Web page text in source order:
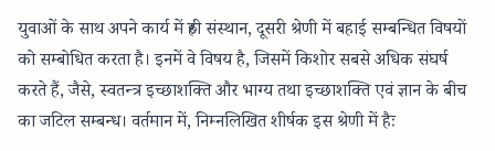
युवाओं के साथ अपने कार्य में रुही संस्थान, दूसरी श्रेणी में बहाई सम्बन्धित विषयों
को सम्बोधित करता है। इनमें वे विषय है, जिसमें किशोर सबसे अधिक संघर्ष
करते हैं, जैसे, स्वतन्त्र इच्छाशक्ति और भाग्य तथा इच्छाशक्ति एवं ज्ञान के बीच
का जटिल सम्बन्ध। वर्तमान में, निम्नलिखित शीर्षक इस श्रेणी में हैः